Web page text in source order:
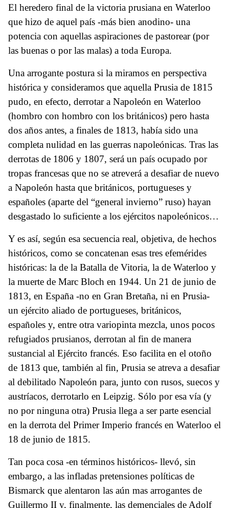
El heredero final de la victoria prusiana en Waterloo
que hizo de aquel país -más bien anodino- una
potencia con aquellas aspiraciones de pastorear (por
las buenas o por las malas) a toda Europa.
Una arrogante postura si la miramos en perspectiva
histórica y consideramos que aquella Prusia de 1815
pudo, en efecto, derrotar a Napoleón en Waterloo
(hombro con hombro con los británicos) pero hasta
dos años antes, a finales de 1813, había sido una
completa nulidad en las guerras napoleónicas. Tras las
derrotas de 1806 y 1807, será un país ocupado por
tropas francesas que no se atreverá a desafiar de nuevo
a Napoleón hasta que británicos, portugueses y
españoles (aparte del “general invierno” ruso) hayan
desgastado lo suficiente a los ejércitos napoleónicos…
Y es así, según esa secuencia real, objetiva, de hechos
históricos, como se concatenan esas tres efemérides
históricas: la de la Batalla de Vitoria, la de Waterloo y
la muerte de Marc Bloch en 1944. Un 21 de junio de
1813, en España -no en Gran Bretaña, ni en Prusia-
un ejército aliado de portugueses, británicos,
españoles y, entre otra variopinta mezcla, unos pocos
refugiados prusianos, derrotan al fin de manera
sustancial al Ejército francés. Eso facilita en el otoño
de 1813 que, también al fin, Prusia se atreva a desafiar
al debilitado Napoleón para, junto con rusos, suecos y
austríacos, derrotarlo en Leipzig. Sólo por esa vía (y
no por ninguna otra) Prusia llega a ser parte esencial
en la derrota del Primer Imperio francés en Waterloo el
18 de junio de 1815.
Tan poca cosa -en términos históricos- llevó, sin
embargo, a las infladas pretensiones políticas de
Bismarck que alentaron las aún mas arrogantes de
Guillermo II y, finalmente, las demenciales de Adolf